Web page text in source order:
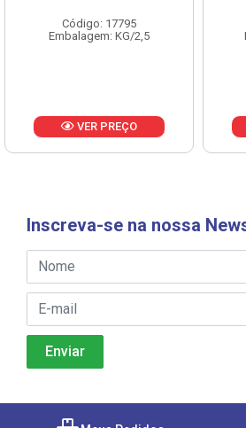
Código: 17795
Embalagem: KG/2,5
VER PREÇO
Inscreva-se na nossa